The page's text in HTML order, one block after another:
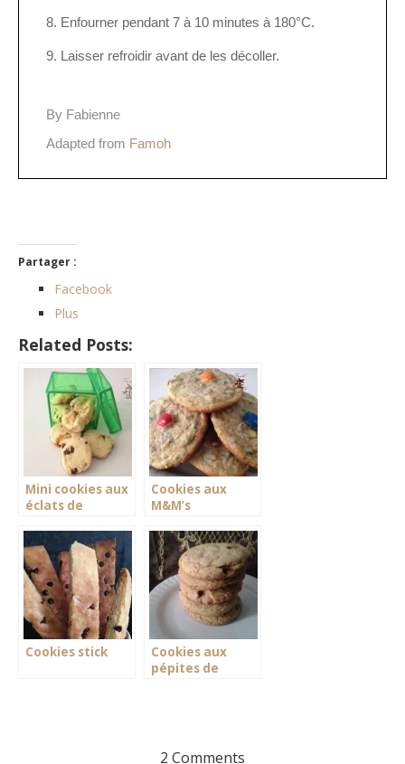
Enfourner pendant 7 à 10 minutes à 180°C.
Laisser refroidir avant de les décoller.
By Fabienne
Adapted from Famoh
Partager :
Facebook
Plus
Related Posts:
Mini cookies aux
éclats de
Cookies aux
M&M’s
Cookies stick
Cookies aux
pépites de
2 Comments